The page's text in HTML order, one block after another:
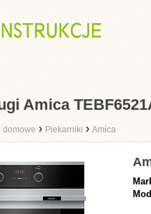
Amica
domowe › Piekarniki › Amica